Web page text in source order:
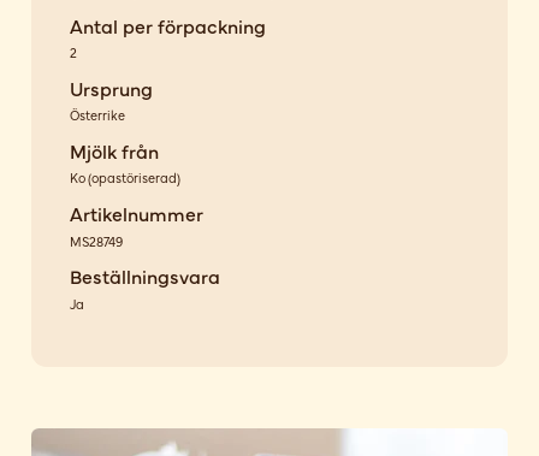
Antal per förpackning
2
Ursprung
Österrike
Mjölk från
Ko(opastöriserad)
Artikelnummer
MS28749
Beställningsvara
Ja